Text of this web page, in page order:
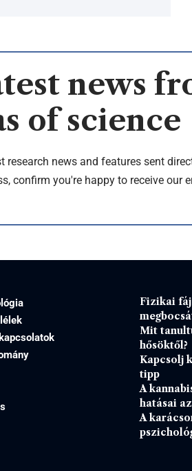
news
of science
research news and features sent
confirm you're happy to receive our
Fizikai
Mit
hősöktől?
Kapcsolj
tipp
A
hatásai
A